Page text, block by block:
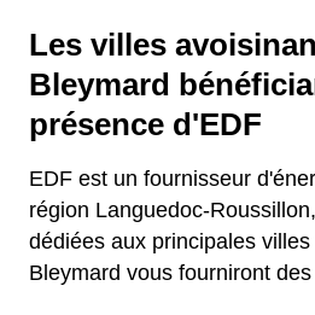
Les villes
Bleymard
présence d'EDF
EDF est un fournisseur
région Languedoc-
dédiées aux principales
Bleymard vous fourniront